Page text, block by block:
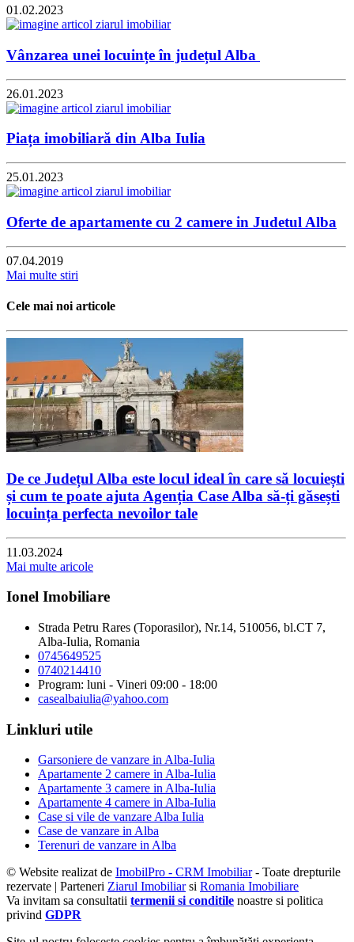
01.02.2023
Vânzarea unei locuințe în județul Alba
26.01.2023
Piața imobiliară din Alba Iulia
25.01.2023
Oferte de apartamente cu 2 camere in Judetul Alba
07.04.2019
Mai multe stiri
Cele mai noi articole
De ce Județul Alba este locul ideal în care să locuiești
și cum te poate ajuta Agenția Case Alba să-ți găsești
locuința perfecta nevoilor tale
11.03.2024
Mai multe aricole
Ionel Imobiliare
Strada Petru Rares (Toporasilor), Nr.14, 510056, bl.CT 7,
Alba-Iulia, Romania
0745649525
0740214410
Program: luni - Vineri 09:00 - 18:00
casealbaiulia@yahoo.com
Linkluri utile
Garsoniere de vanzare in Alba-Iulia
Apartamente 2 camere in Alba-Iulia
Apartamente 3 camere in Alba-Iulia
Apartamente 4 camere in Alba-Iulia
Case si vile de vanzare Alba Iulia
Case de vanzare in Alba
Terenuri de vanzare in Alba
© Website realizat de ImobilPro - CRM Imobiliar- Toate drepturile
rezervate | Parteneri Ziarul Imobiliarsi Romania Imobiliare
Va invitam sa consultatii termenii si conditile noastre si politica
privind GDPR